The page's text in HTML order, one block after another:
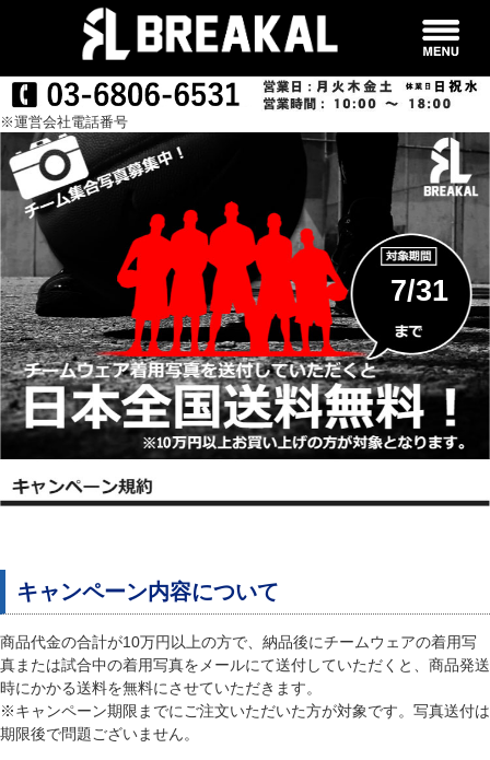
※運営会社電話番号
7/31
キャンペーン内容について
商品代金の合計が10万円以上の方で、納品後にチームウェアの着用写
真または試合中の着用写真をメールにて送付していただくと、商品発送
時にかかる送料を無料にさせていただきます。
※キャンペーン期限までにご注文いただいた方が対象です。写真送付は
期限後で問題ございません。